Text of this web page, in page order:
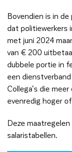
Bovendien is in
dat politiewerkers
met juni 2024
van € 200
dubbele portie in
een
Collega’s die
evenredig hoger
Deze
salaristabellen.